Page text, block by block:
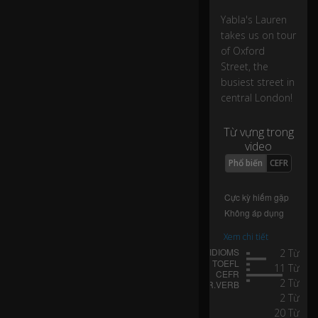
o
n.
fa
ct,
s
s
o
b
y
th
ju
Yabla's Lauren
takes us on tour
of Oxford
Street, the
busiest street in
central London!
Từ vựng trong
video
Phổ biến CEFR
Xem chi tiết
2 Từ
11 Từ
2 Từ
2 Từ
20 Từ